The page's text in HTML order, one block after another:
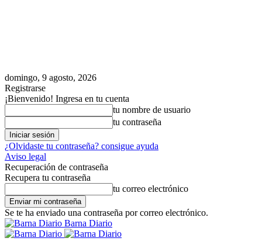
domingo, 9 agosto, 2026
Registrarse
¡Bienvenido! Ingresa en tu cuenta
tu nombre de usuario
tu contraseña
¿Olvidaste tu contraseña? consigue ayuda
Aviso legal
Recuperación de contraseña
Recupera tu contraseña
tu correo electrónico
Se te ha enviado una contraseña por correo electrónico.
Barna Diario